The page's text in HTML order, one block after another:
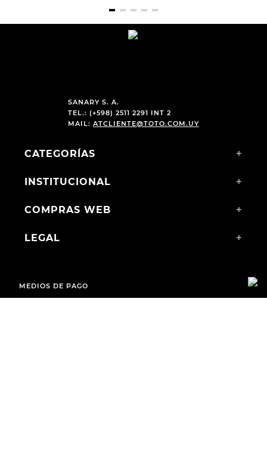
SANARY S. A.
TEL.: (+598) 2511 2291 INT 2
MAIL: ATCLIENTE@TOTO.COM.UY
CATEGORÍAS +
INSTITUCIONAL +
COMPRAS WEB +
LEGAL +
MEDIOS DE PAGO